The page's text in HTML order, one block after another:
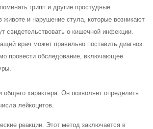
грипп и другие простудные
животе и нарушение стула, которые возникают
свидетельствовать о кишечной инфекции.
врач может правильно поставить диагноз.
провести обследование, включающее
общего характера. Он позволяет определить
лейкоцитов.
реакции. Этот метод заключается в